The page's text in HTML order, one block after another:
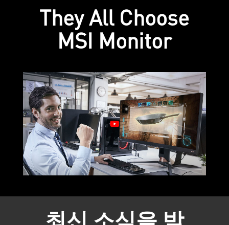
They All Choose
MSI Monitor
최신 소식을 받